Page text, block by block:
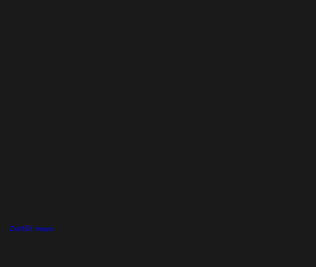
Zvětšit mapu